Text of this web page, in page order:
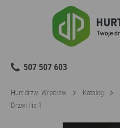
507 507 603
Hurt drzwi Wrocław Katalog
Drzwi Ilis 1